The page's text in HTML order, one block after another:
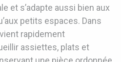
et s’adapte aussi bien aux
petits espaces. Dans
rapidement
assiettes, plats et